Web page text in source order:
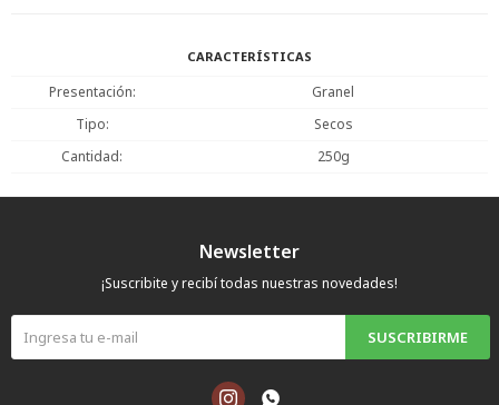
CARACTERÍSTICAS
Presentación
Granel
Tipo
Secos
Cantidad
250g
Newsletter
¡Suscribite y recibí todas nuestras novedades!
SUSCRIBIRME
 